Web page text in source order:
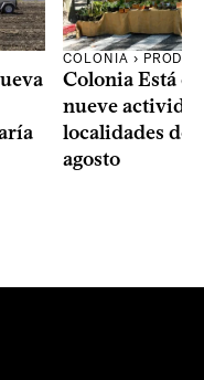
COLONIA ›
Colonia Está
nueve
localidades del
agosto